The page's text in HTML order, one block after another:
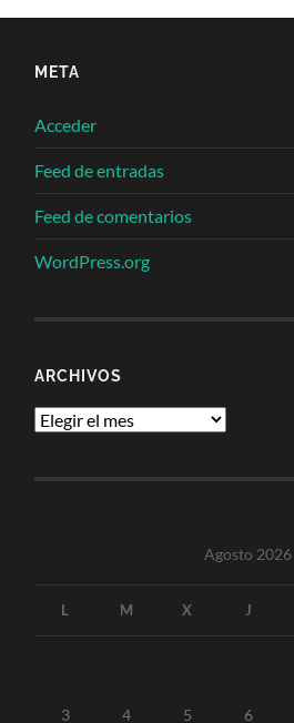
META
Acceder
Feed de entradas
Feed de comentarios
WordPress.org
ARCHIVOS
Archivos
Agosto 2026
L M X J
3 4 5 6